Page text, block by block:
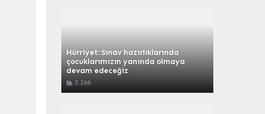
Hürriyet: Sınav hazırlıklarında
çocuklarımızın yanında olmaya
devam edeceğiz
3.266